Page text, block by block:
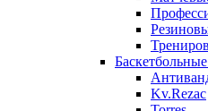
Kv.Rezac